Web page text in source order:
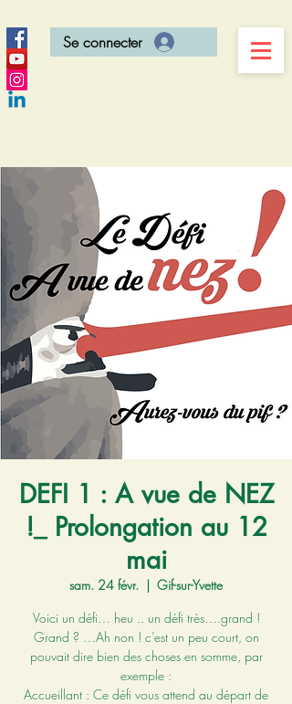
Se connecter
DEFI 1 : A vue de NEZ
!_ Prolongation au 12
mai
sam. 24 févr.
  |
Gif-sur-Yvette
Voici un défi… heu .. un défi très….grand !
Grand ? …Ah non ! c’est un peu court, on
pouvait dire bien des choses en somme, par
exemple :
Accueillant : Ce défi vous attend au départ de